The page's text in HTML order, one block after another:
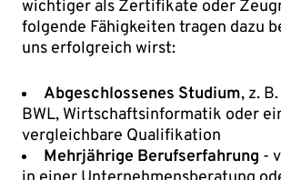
wichtiger als Zertifikate oder
folgende Fähigkeiten tragen dazu
uns erfolgreich wirst:
Abgeschlossenes Studium, z.
BWL, Wirtschaftsinformatik oder
vergleichbare Qualifikation
Mehrjährige Berufserfahrung -